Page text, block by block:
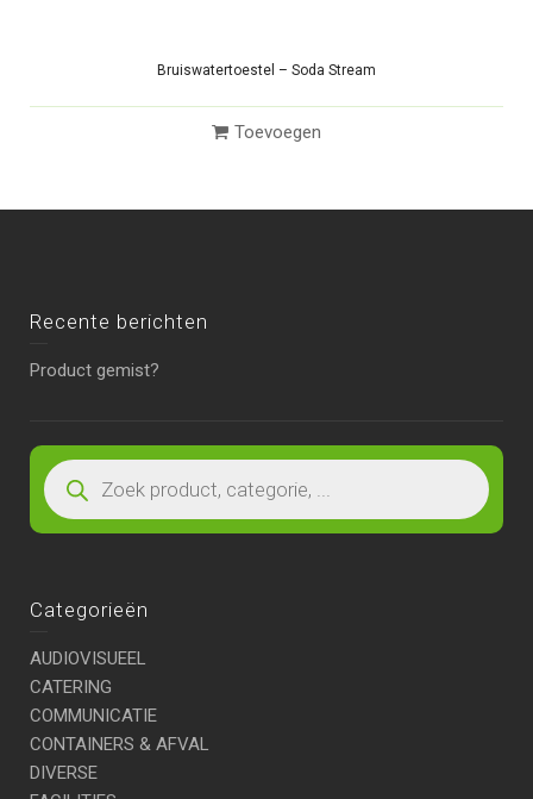
Bruiswatertoestel – Soda Stream
Toevoegen
Recente berichten
Product gemist?
Categorieën
AUDIOVISUEEL
CATERING
COMMUNICATIE
CONTAINERS & AFVAL
DIVERSE